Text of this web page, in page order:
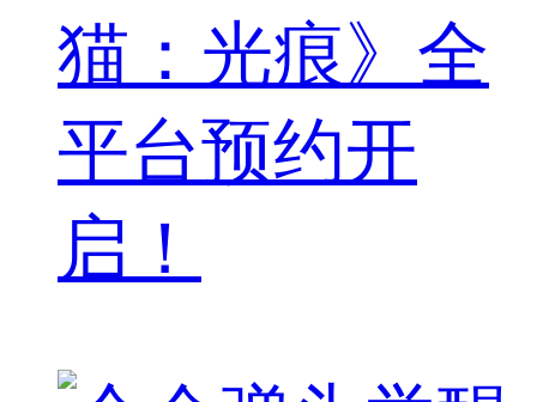
猫：光痕》全
平台预约开
启！